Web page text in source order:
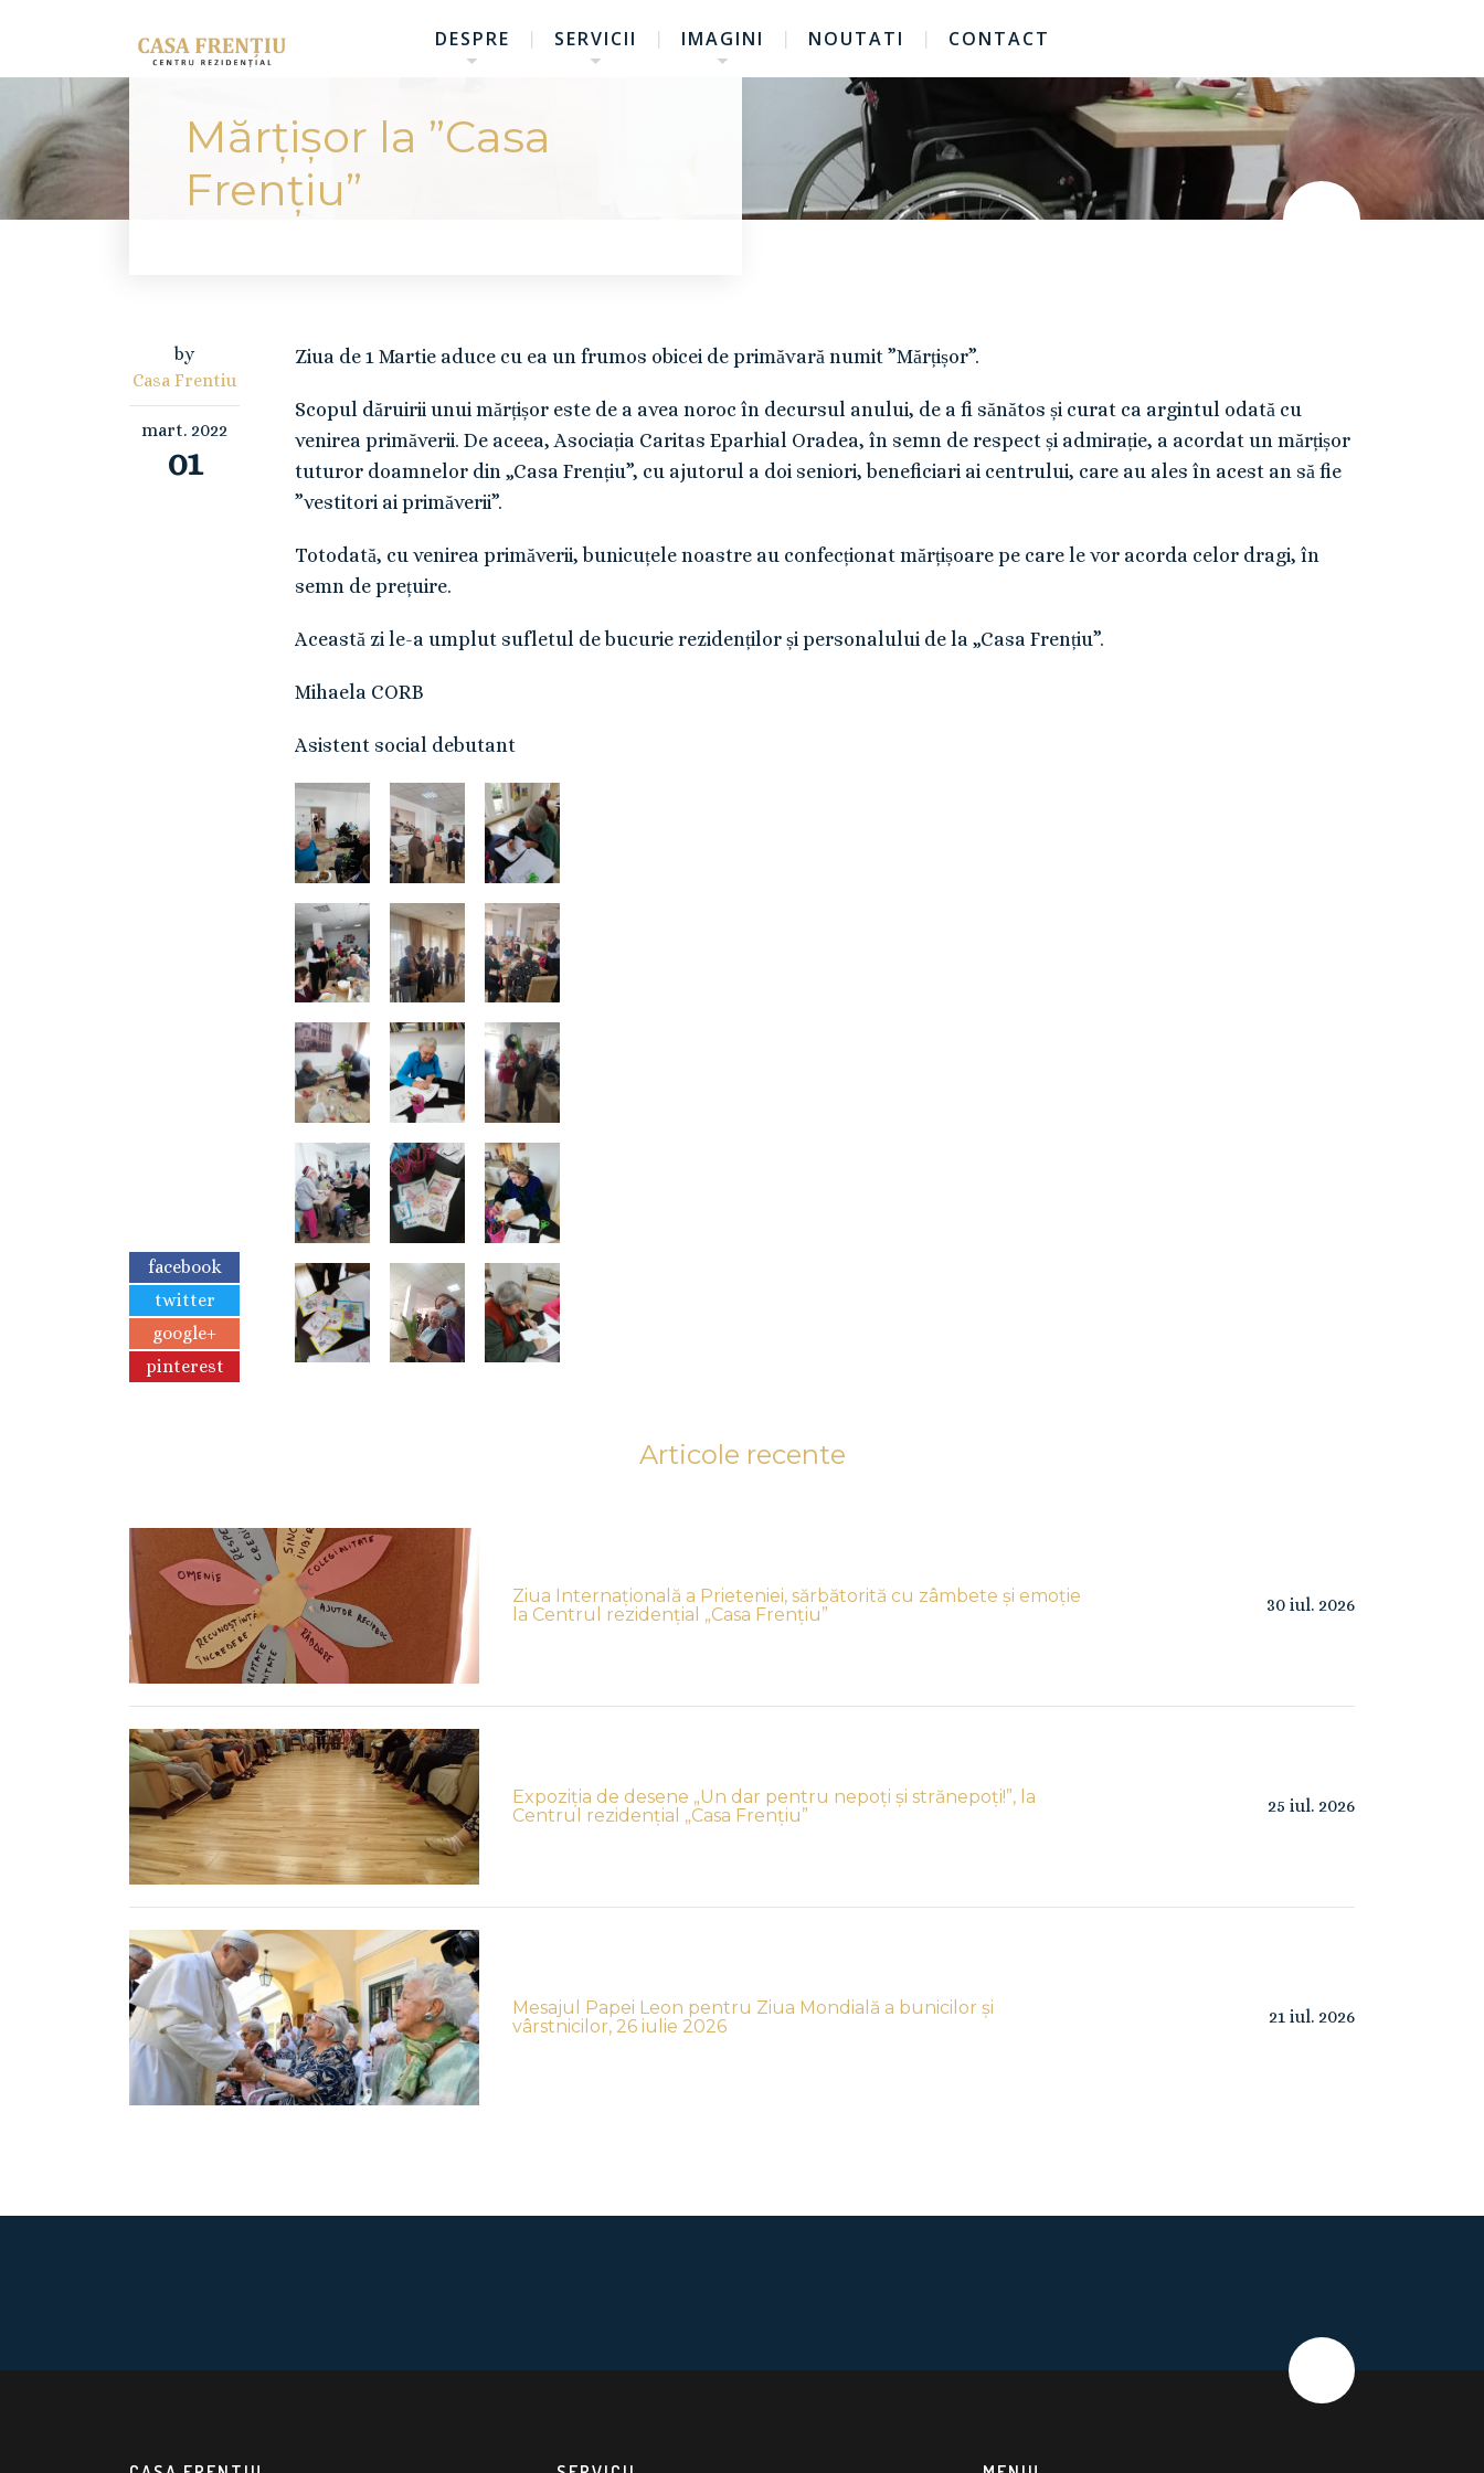
DESPRE SERVICII IMAGINI NOUTATI CONTACT
Mărțișor la ”Casa
Frențiu”
by
Casa Frentiu
mart. 2022
01
facebook
twitter
google+
pinterest
Ziua de 1 Martie aduce cu ea un frumos obicei de primăvară numit ”Mărțișor”.
Scopul dăruirii unui mărțișor este de a avea noroc în decursul anului, de a fi sănătos și curat ca argintul odată cu
venirea primăverii. De aceea, Asociația Caritas Eparhial Oradea, în semn de respect și admirație, a acordat un mărțișor
tuturor doamnelor din „Casa Frențiu”, cu ajutorul a doi seniori, beneficiari ai centrului, care au ales în acest an să fie
”vestitori ai primăverii”.
Totodată, cu venirea primăverii, bunicuțele noastre au confecționat mărțișoare pe care le vor acorda celor dragi, în
semn de prețuire.
Această zi le-a umplut sufletul de bucurie rezidenților și personalului de la „Casa Frențiu”.
Mihaela CORB
Asistent social debutant
Articole recente
Ziua Internațională a Prieteniei, sărbătorită cu zâmbete și emoție
la Centrul rezidențial „Casa Frențiu”
30 iul. 2026
Expoziția de desene „Un dar pentru nepoți și strănepoți!”, la
Centrul rezidențial „Casa Frențiu”
25 iul. 2026
Mesajul Papei Leon pentru Ziua Mondială a bunicilor și
vârstnicilor, 26 iulie 2026
21 iul. 2026